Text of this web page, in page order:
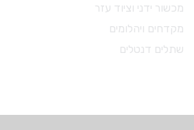
מכשור ידני וציוד עזר
מקדחים ויהלומים
שתלים דנטלים